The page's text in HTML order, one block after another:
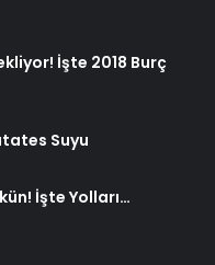
İşte 2018 Burç
Suyu
İşte Yolları…